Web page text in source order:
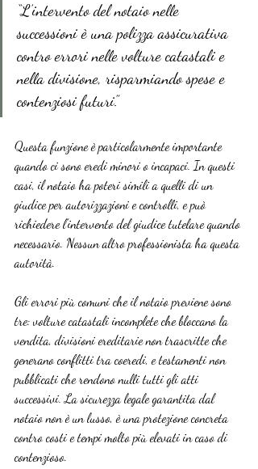
“L’intervento del notaio nelle
successioni è una polizza assicurativa
contro errori nelle volture catastali e
nella divisione, risparmiando spese e
contenziosi futuri.”
Questa funzione è particolarmente importante
quando ci sono eredi minori o incapaci. In questi
casi, il notaio ha poteri simili a quelli di un
giudice per autorizzazioni e controlli, e può
richiedere l’intervento del giudice tutelare quando
necessario. Nessun altro professionista ha questa
autorità.
Gli errori più comuni che il notaio previene sono
tre: volture catastali incomplete che bloccano la
vendita, divisioni ereditarie non trascritte che
generano conflitti tra coeredi, e testamenti non
pubblicati che rendono nulli tutti gli atti
successivi. La sicurezza legale garantita dal
notaio non è un lusso, è una protezione concreta
contro costi e tempi molto più elevati in caso di
contenzioso.